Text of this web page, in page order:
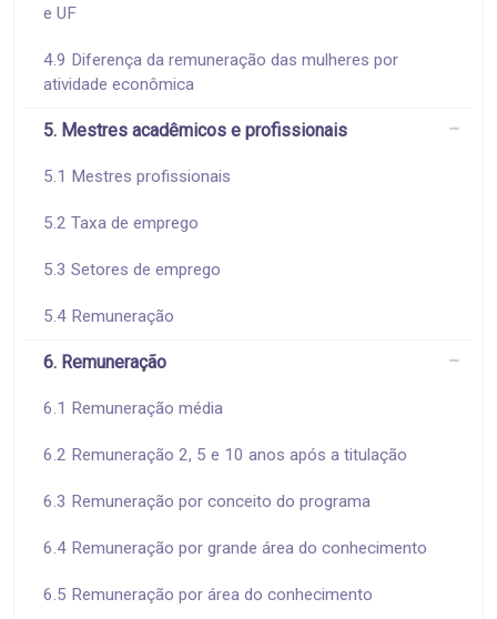
e UF
4.9 Diferença da remuneração das mulheres por
atividade econômica
5. Mestres acadêmicos e profissionais
5.1 Mestres profissionais
5.2 Taxa de emprego
5.3 Setores de emprego
5.4 Remuneração
6. Remuneração
6.1 Remuneração média
6.2 Remuneração 2, 5 e 10 anos após a titulação
6.3 Remuneração por conceito do programa
6.4 Remuneração por grande área do conhecimento
6.5 Remuneração por área do conhecimento